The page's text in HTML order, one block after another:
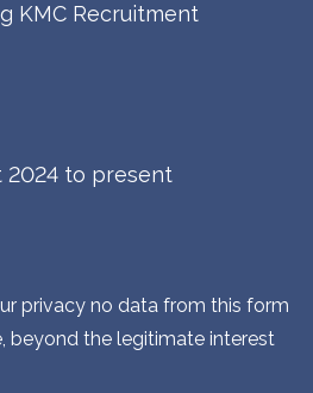
KMC Recruitment
2024 to present
privacy no data from this form
beyond the legitimate interest